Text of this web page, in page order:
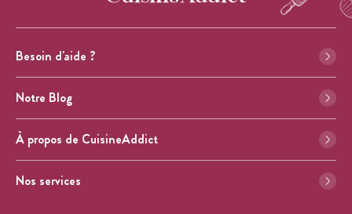
Besoin d'aide ?
Notre Blog
À propos de CuisineAddict
Nos services